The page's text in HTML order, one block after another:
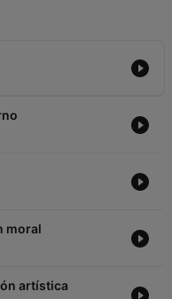
moral
artística